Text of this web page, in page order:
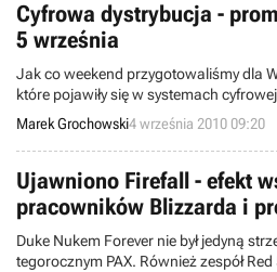
Cyfrowa dystrybucja -
5 września
Jak co weekend przygotowaliśmy dla
które pojawiły się w systemach
Steam oraz w serwisach EA Store,
Direct2Drive i GamersGate. Tym
wyprzedaże popularnych tytułów.
Marek Grochowski4 września 2010 09:20
Ujawniono Firefall - efekt
pracowników Blizzarda i
Duke Nukem Forever nie był jedyną
tegorocznym PAX. Również zespół